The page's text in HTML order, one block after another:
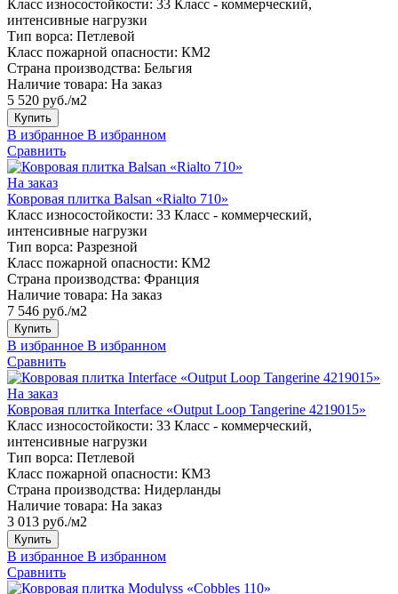
Класс износостойкости: 33 Класс - коммерческий,
интенсивные нагрузки
Тип ворса: Петлевой
Класс пожарной опасности: КМ2
Страна производства: Бельгия
Наличие товара: На заказ
5 520 руб./м2
Купить
В избранное В избранном
Сравнить
На заказ
Ковровая плитка Balsan «Rialto 710»
Класс износостойкости: 33 Класс - коммерческий,
интенсивные нагрузки
Тип ворса: Разрезной
Класс пожарной опасности: КМ2
Страна производства: Франция
Наличие товара: На заказ
7 546 руб./м2
Купить
В избранное В избранном
Сравнить
На заказ
Ковровая плитка Interface «Output Loop Tangerine 4219015»
Класс износостойкости: 33 Класс - коммерческий,
интенсивные нагрузки
Тип ворса: Петлевой
Класс пожарной опасности: КМ3
Страна производства: Нидерланды
Наличие товара: На заказ
3 013 руб./м2
Купить
В избранное В избранном
Сравнить